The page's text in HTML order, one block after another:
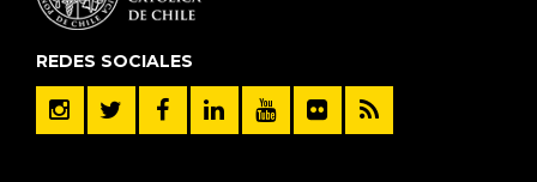
REDES SOCIALES